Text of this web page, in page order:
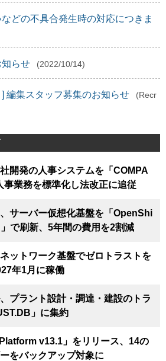
どの不具合発生時の対応につきま
らせ (2022/10/14)
編集スタッフ募集のお知らせ
(Recr
開発の人事システムを「COMPA
事業務を標準化し法改正に追従
サーバー仮想化基盤を「OpenShi
で刷新、5年間の費用を2割減
ットワーク基盤でゼロトラストを
年1月に稼働
プラント設計・調達・建設のトラ
」に集約
v13.1」をリリース、14の
をバックアップ対象に